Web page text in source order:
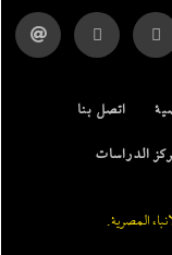
اتصل بنا
الدراسات
المصرية.